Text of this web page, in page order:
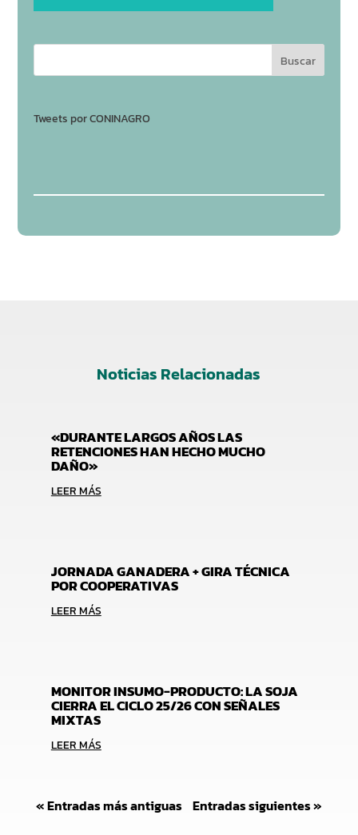
Tweets por CONINAGRO
Noticias Relacionadas
«DURANTE LARGOS AÑOS LAS
RETENCIONES HAN HECHO MUCHO
DAÑO»
LEER MÁS
JORNADA GANADERA + GIRA TÉCNICA
POR COOPERATIVAS
LEER MÁS
MONITOR INSUMO-PRODUCTO: LA SOJA
CIERRA EL CICLO 25/26 CON SEÑALES
MIXTAS
LEER MÁS
« Entradas más antiguas Entradas siguientes »